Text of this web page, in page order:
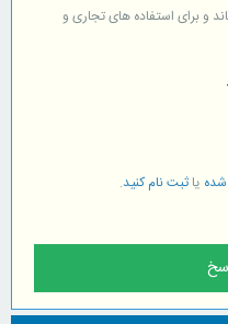
و برای استفاده های تجاری و
شده یاثبت نام کنید.